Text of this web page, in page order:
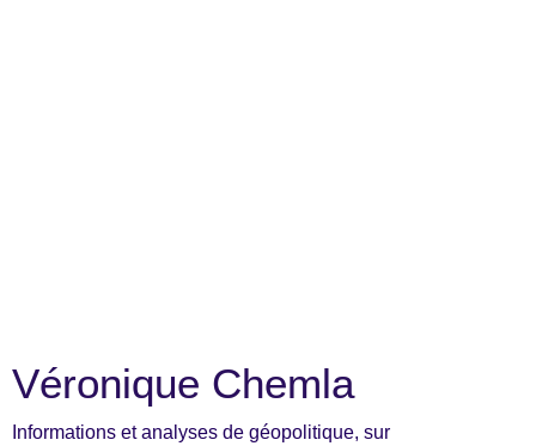
Véronique Chemla
Informations et analyses de géopolitique, sur